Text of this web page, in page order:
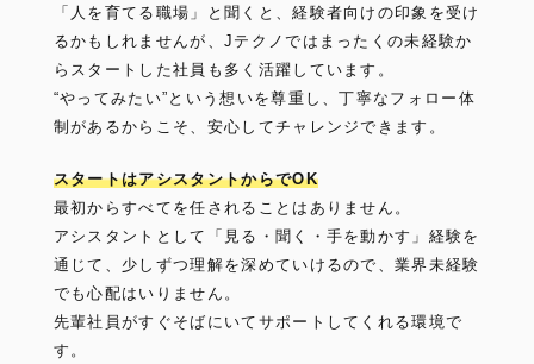
「人を育てる職場」と聞くと、経験者向けの印象を受け
るかもしれませんが、Jテクノではまったくの未経験か
らスタートした社員も多く活躍しています。
“やってみたい”という想いを尊重し、丁寧なフォロー体
制があるからこそ、安心してチャレンジできます。
スタートはアシスタントからでOK
最初からすべてを任されることはありません。
アシスタントとして「見る・聞く・手を動かす」経験を
通じて、少しずつ理解を深めていけるので、業界未経験
でも心配はいりません。
先輩社員がすぐそばにいてサポートしてくれる環境で
す。